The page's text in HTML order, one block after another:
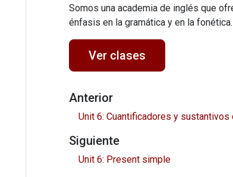
Somos una academia de inglés que
énfasis en la gramática y en la fonética.
Ver clases
Anterior
Unit 6: Cuantificadores y
Siguiente
Unit 6: Present simple